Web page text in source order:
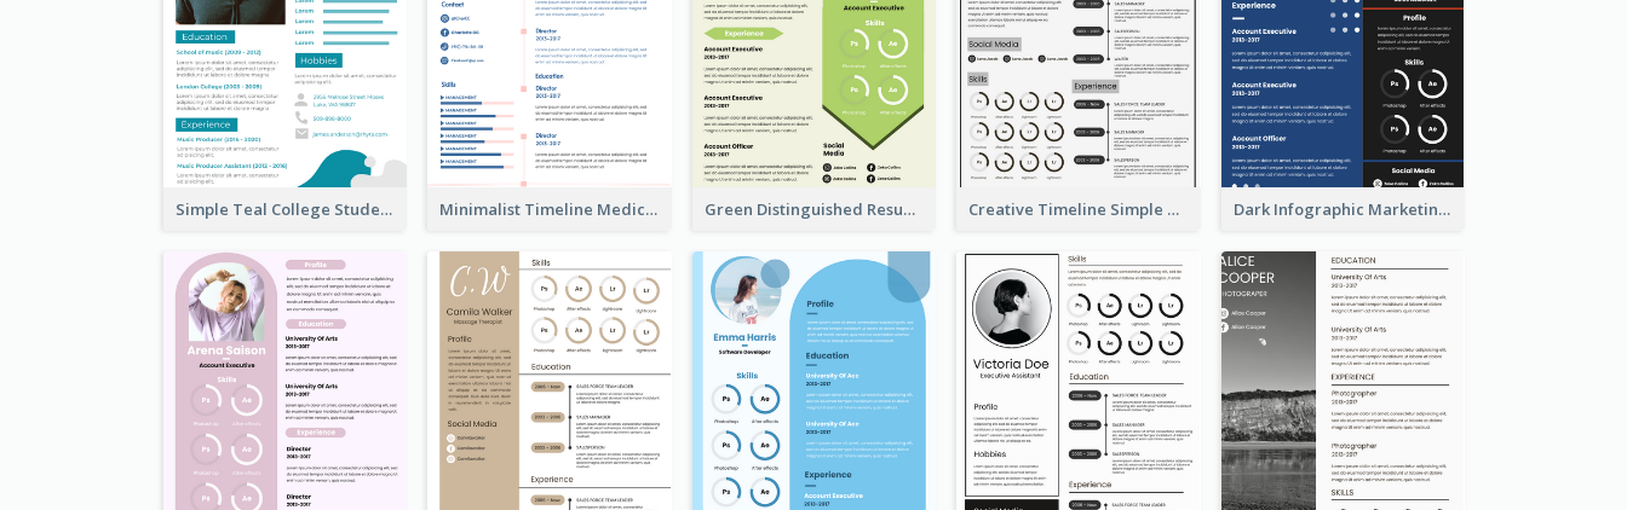
Simple Teal College Student Resume Minimalist Timeline Medical Student Resume Green Distinguished Resume Creative Timeline Simple Resume Dark Infographic Marketing Assistant Resume